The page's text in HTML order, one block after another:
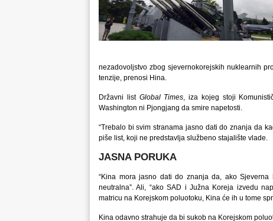
nezadovoljstvo zbog sjevernokorejskih nuklearnih
tenzije, prenosi Hina.
Državni list Global Times, iza kojeg stoji
Washington ni Pjongjang da smire napetosti.
“Trebalo bi svim stranama jasno dati do znanja da
piše list, koji ne predstavlja službeno stajalište vlade.
JASNA PORUKA
“Kina mora jasno dati do znanja da, ako
neutralna”. Ali, “ako SAD i Južna Koreja izvedu
matricu na Korejskom poluotoku, Kina će ih u tome
Kina odavno strahuje da bi sukob na Korejskom